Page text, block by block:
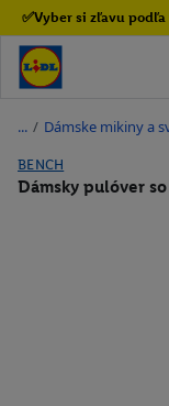
✅Vyber si zľavu
/ Dámske mikiny a
BENCH
Dámsky pulóver